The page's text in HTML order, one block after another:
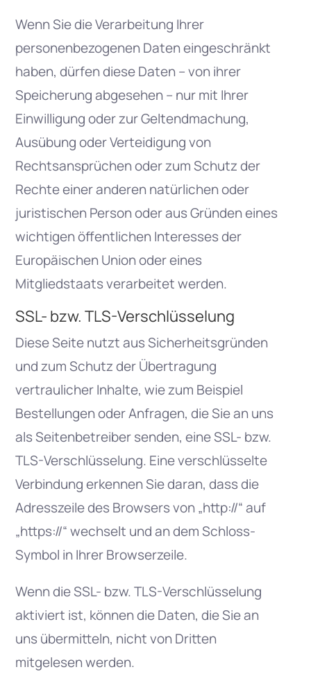
Wenn Sie die Verarbeitung Ihrer
personenbezogenen Daten eingeschränkt
haben, dürfen diese Daten – von ihrer
Speicherung abgesehen – nur mit Ihrer
Einwilligung oder zur Geltendmachung,
Ausübung oder Verteidigung von
Rechtsansprüchen oder zum Schutz der
Rechte einer anderen natürlichen oder
juristischen Person oder aus Gründen eines
wichtigen öffentlichen Interesses der
Europäischen Union oder eines
Mitgliedstaats verarbeitet werden.
SSL- bzw. TLS-Verschlüsselung
Diese Seite nutzt aus Sicherheitsgründen
und zum Schutz der Übertragung
vertraulicher Inhalte, wie zum Beispiel
Bestellungen oder Anfragen, die Sie an uns
als Seitenbetreiber senden, eine SSL- bzw.
TLS-Verschlüsselung. Eine verschlüsselte
Verbindung erkennen Sie daran, dass die
Adresszeile des Browsers von „http://“ auf
„https://“ wechselt und an dem Schloss-
Symbol in Ihrer Browserzeile.
Wenn die SSL- bzw. TLS-Verschlüsselung
aktiviert ist, können die Daten, die Sie an
uns übermitteln, nicht von Dritten
mitgelesen werden.